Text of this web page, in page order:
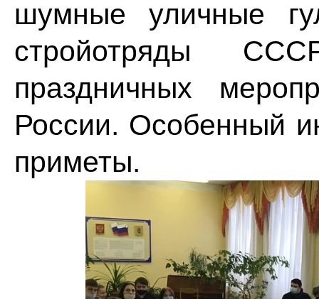
шумные уличные
стройотряды
праздничных
России. Особенный
приметы.